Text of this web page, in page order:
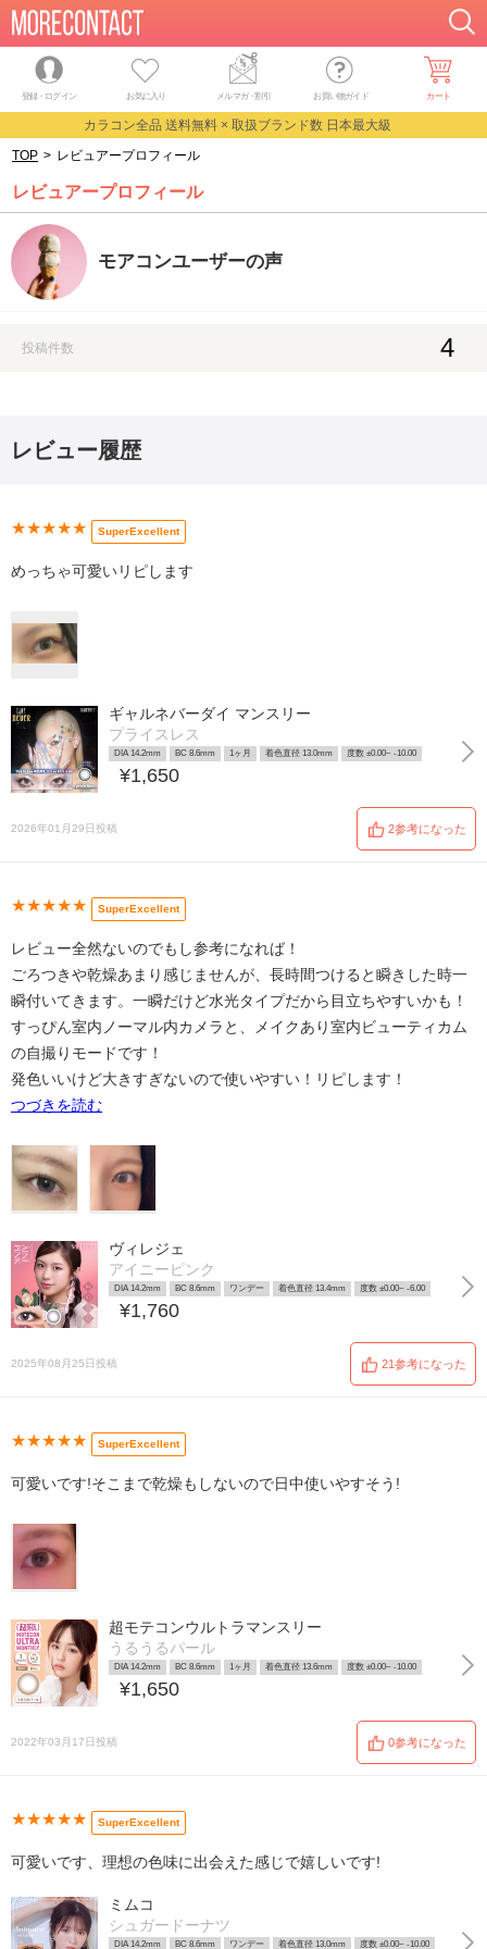
登録・ログイン お気に入り メルマガ・割引 お買い物ガイド カート
カラコン全品 送料無料 × 取扱ブランド数 日本最大級
TOP > レビュアープロフィール
レビュアープロフィール
モアコンユーザーの声
投稿件数 4
レビュー履歴
★★★★★ SuperExcellent
めっちゃ可愛いリピします
ギャルネバーダイ マンスリー
プライスレス
DIA 14.2mm BC 8.6mm 1ヶ月 着色直径 13.0mm 度数 ±0.00~ -10.00
¥1,650
2026年01月29日投稿 2参考になった
★★★★★ SuperExcellent
レビュー全然ないのでもし参考になれば！
ごろつきや乾燥あまり感じませんが、長時間つけると瞬きした時一
瞬付いてきます。一瞬だけど水光タイプだから目立ちやすいかも！
すっぴん室内ノーマル内カメラと、メイクあり室内ビューティカム
の自撮りモードです！
発色いいけど大きすぎないので使いやすい！リピします！
つづきを読む
ヴィレジェ
アイニーピンク
DIA 14.2mm BC 8.6mm ワンデー 着色直径 13.4mm 度数 ±0.00~ -6.00
¥1,760
2025年08月25日投稿 21参考になった
★★★★★ SuperExcellent
可愛いです!そこまで乾燥もしないので日中使いやすそう!
超モテコンウルトラマンスリー
うるうるパール
DIA 14.2mm BC 8.6mm 1ヶ月 着色直径 13.6mm 度数 ±0.00~ -10.00
¥1,650
2022年03月17日投稿 0参考になった
★★★★★ SuperExcellent
可愛いです、理想の色味に出会えた感じで嬉しいです!
ミムコ
シュガードーナツ
DIA 14.2mm BC 8.6mm ワンデー 着色直径 13.0mm 度数 ±0.00~ -10.00